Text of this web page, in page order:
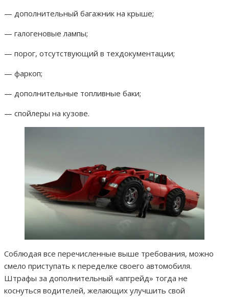
— дополнительный багажник на крыше;
— галогеновые лампы;
— порог, отсутствующий в техдокументации;
— фаркоп;
— дополнительные топливные баки;
— спойлеры на кузове.
Соблюдая все перечисленные выше требования, можно
смело приступать к переделке своего автомобиля.
Штрафы за дополнительный «апгрейд» тогда не
коснуться водителей, желающих улучшить свой